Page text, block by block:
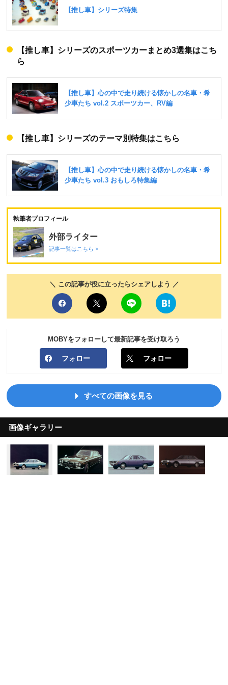
【推し車】シリーズのスポーツカーまとめ3選集はこち
ら
【推し車】シリーズのテーマ別特集はこちら
執筆者プロフィール
外部ライター
記事一覧はこちら >
＼ この記事が役に立ったらシェアしよう ／
MOBYをフォローして最新記事を受け取ろう
フォロー フォロー
すべての画像を見る
画像ギャラリー